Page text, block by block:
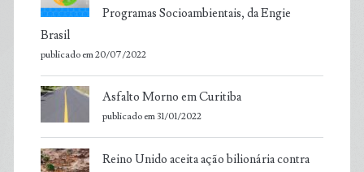
Programas Socioambientais, da Engie
Brasil
publicado em 20/07/2022
Asfalto Morno em Curitiba
publicado em 31/01/2022
Reino Unido aceita ação bilionária contra